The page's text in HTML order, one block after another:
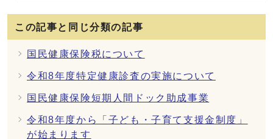
この記事と同じ分類の記事
国民健康保険税について
令和8年度特定健康診査の実施について
国民健康保険短期人間ドック助成事業
令和8年度から「子ども・子育て支援金制度」
が始まります